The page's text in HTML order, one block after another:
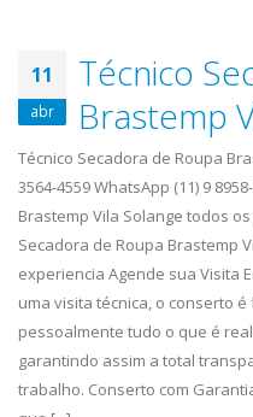
11
abr
Técnico
Brastemp
Técnico Secadora de Roupa
3564-4559 WhatsApp (11) 9
Brastemp Vila Solange todos
Secadora de Roupa Brastemp
experiencia Agende sua Visita
uma visita técnica, o conserto
pessoalmente tudo o que é
garantindo assim a total
trabalho. Conserto com